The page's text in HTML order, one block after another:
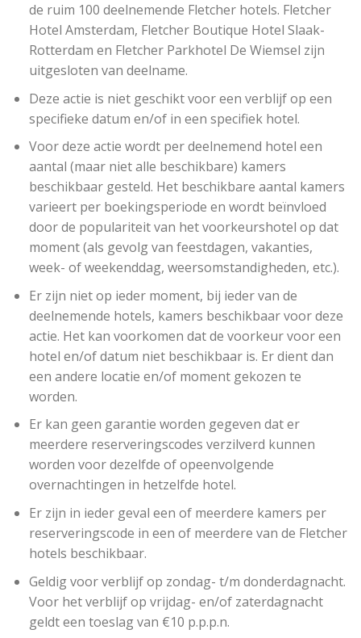
de ruim 100 deelnemende Fletcher hotels. Fletcher
Hotel Amsterdam, Fletcher Boutique Hotel Slaak-
Rotterdam en Fletcher Parkhotel De Wiemsel zijn
uitgesloten van deelname.
Deze actie is niet geschikt voor een verblijf op een
specifieke datum en/of in een specifiek hotel.
Voor deze actie wordt per deelnemend hotel een
aantal (maar niet alle beschikbare) kamers
beschikbaar gesteld. Het beschikbare aantal kamers
varieert per boekingsperiode en wordt beïnvloed
door de populariteit van het voorkeurshotel op dat
moment (als gevolg van feestdagen, vakanties,
week- of weekenddag, weersomstandigheden, etc.).
Er zijn niet op ieder moment, bij ieder van de
deelnemende hotels, kamers beschikbaar voor deze
actie. Het kan voorkomen dat de voorkeur voor een
hotel en/of datum niet beschikbaar is. Er dient dan
een andere locatie en/of moment gekozen te
worden.
Er kan geen garantie worden gegeven dat er
meerdere reserveringscodes verzilverd kunnen
worden voor dezelfde of opeenvolgende
overnachtingen in hetzelfde hotel.
Er zijn in ieder geval een of meerdere kamers per
reserveringscode in een of meerdere van de Fletcher
hotels beschikbaar.
Geldig voor verblijf op zondag- t/m donderdagnacht.
Voor het verblijf op vrijdag- en/of zaterdagnacht
geldt een toeslag van €10 p.p.p.n.